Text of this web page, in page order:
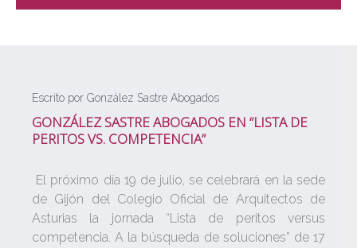
Escrito por González Sastre Abogados
GONZÁLEZ SASTRE ABOGADOS EN “LISTA DE
PERITOS VS. COMPETENCIA”
El próximo día 19 de julio, se celebrará en la sede
de Gijón del Colegio Oficial de Arquitectos de
Asturias la jornada “Lista de peritos versus
competencia. A la búsqueda de soluciones” de 17